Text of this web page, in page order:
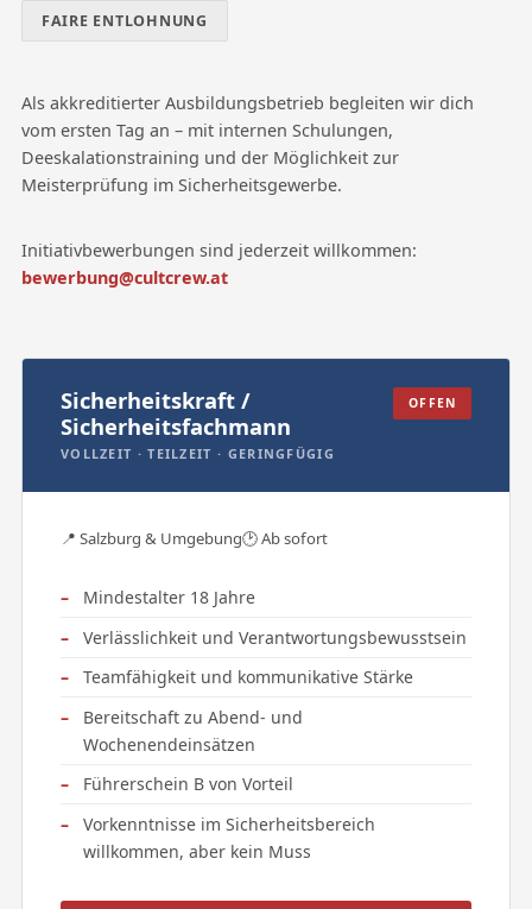
FAIRE ENTLOHNUNG
Als akkreditierter Ausbildungsbetrieb begleiten wir dich
vom ersten Tag an – mit internen Schulungen,
Deeskalationstraining und der Möglichkeit zur
Meisterprüfung im Sicherheitsgewerbe.
Initiativbewerbungen sind jederzeit willkommen:
bewerbung@cultcrew.at
Sicherheitskraft /
Sicherheitsfachmann
VOLLZEIT · TEILZEIT · GERINGFÜGIG
OFFEN
📍 Salzburg & Umgebung🕑 Ab sofort
Mindestalter 18 Jahre
Verlässlichkeit und Verantwortungsbewusstsein
Teamfähigkeit und kommunikative Stärke
Bereitschaft zu Abend- und
Wochenendeinsätzen
Führerschein B von Vorteil
Vorkenntnisse im Sicherheitsbereich
willkommen, aber kein Muss